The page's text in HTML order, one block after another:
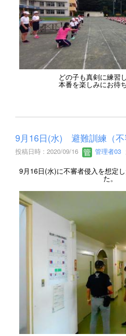
どの子も真剣に練習
本番を楽しみにお待
9月16日(水) 避難訓練（不
投稿日時 : 2020/09/16 管理者03
9月16日(水)に不審者侵入を想定
た。